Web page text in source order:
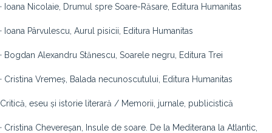
· Ioana Nicolaie, Drumul spre Soare-Răsare, Editura Humanitas
· Ioana Pârvulescu, Aurul pisicii, Editura Humanitas
· Bogdan Alexandru Stănescu, Soarele negru, Editura Trei
· Cristina Vremeș, Balada necunoscutului, Editura Humanitas
Critică, eseu și istorie literară / Memorii, jurnale, publicistică
· Cristina Chevereșan, Insule de soare. De la Mediterana la Atlantic,